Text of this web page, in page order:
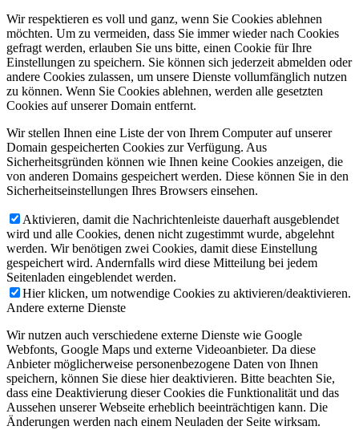
Wir respektieren es voll und ganz, wenn Sie Cookies ablehnen
möchten. Um zu vermeiden, dass Sie immer wieder nach Cookies
gefragt werden, erlauben Sie uns bitte, einen Cookie für Ihre
Einstellungen zu speichern. Sie können sich jederzeit abmelden oder
andere Cookies zulassen, um unsere Dienste vollumfänglich nutzen
zu können. Wenn Sie Cookies ablehnen, werden alle gesetzten
Cookies auf unserer Domain entfernt.
Wir stellen Ihnen eine Liste der von Ihrem Computer auf unserer
Domain gespeicherten Cookies zur Verfügung. Aus
Sicherheitsgründen können wie Ihnen keine Cookies anzeigen, die
von anderen Domains gespeichert werden. Diese können Sie in den
Sicherheitseinstellungen Ihres Browsers einsehen.
Aktivieren, damit die Nachrichtenleiste dauerhaft ausgeblendet
wird und alle Cookies, denen nicht zugestimmt wurde, abgelehnt
werden. Wir benötigen zwei Cookies, damit diese Einstellung
gespeichert wird. Andernfalls wird diese Mitteilung bei jedem
Seitenladen eingeblendet werden.
Hier klicken, um notwendige Cookies zu aktivieren/deaktivieren.
Andere externe Dienste
Wir nutzen auch verschiedene externe Dienste wie Google
Webfonts, Google Maps und externe Videoanbieter. Da diese
Anbieter möglicherweise personenbezogene Daten von Ihnen
speichern, können Sie diese hier deaktivieren. Bitte beachten Sie,
dass eine Deaktivierung dieser Cookies die Funktionalität und das
Aussehen unserer Webseite erheblich beeinträchtigen kann. Die
Änderungen werden nach einem Neuladen der Seite wirksam.